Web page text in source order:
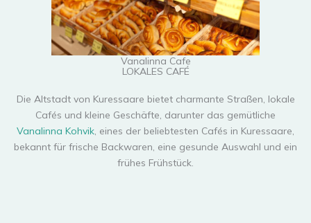
Vanalinna Cafe
LOKALES CAFÉ
Die Altstadt von Kuressaare bietet charmante Straßen, lokale
Cafés und kleine Geschäfte, darunter das gemütliche
Vanalinna Kohvik, eines der beliebtesten Cafés in Kuressaare,
bekannt für frische Backwaren, eine gesunde Auswahl und ein
frühes Frühstück.